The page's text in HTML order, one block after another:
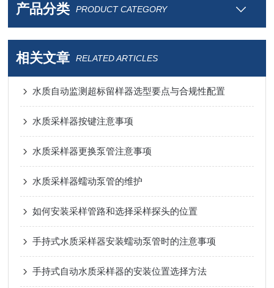
产品分类 PRODUCT CATEGORY
相关文章 RELATED ARTICLES
水质自动监测超标留样器选型要点与合规性配置
水质采样器按键注意事项
水质采样器更换泵管注意事项
水质采样器蠕动泵管的维护
如何安装采样管路和选择采样探头的位置
手持式水质采样器安装蠕动泵管时的注意事项
手持式自动水质采样器的安装位置选择方法